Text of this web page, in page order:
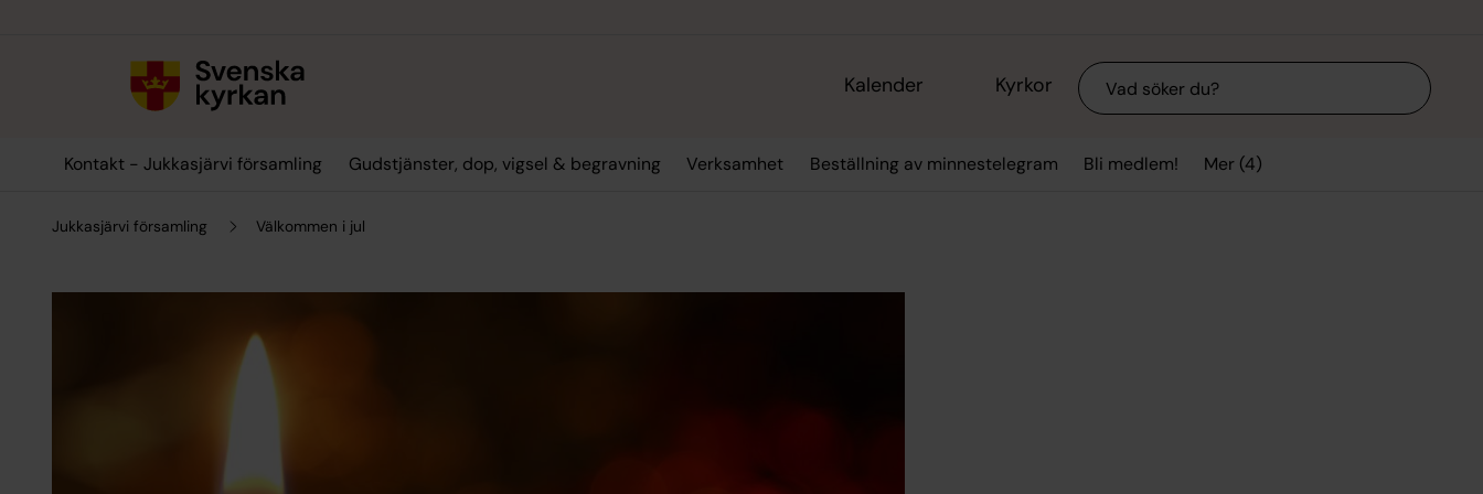
Kalender Kyrkor Sök
Kontakt - Jukkasjärvi församling Gudstjänster, dop, vigsel & begravning Verksamhet Beställning av minnestelegram Bli medlem! Mer (4)
Jukkasjärvi församling Välkommen i jul